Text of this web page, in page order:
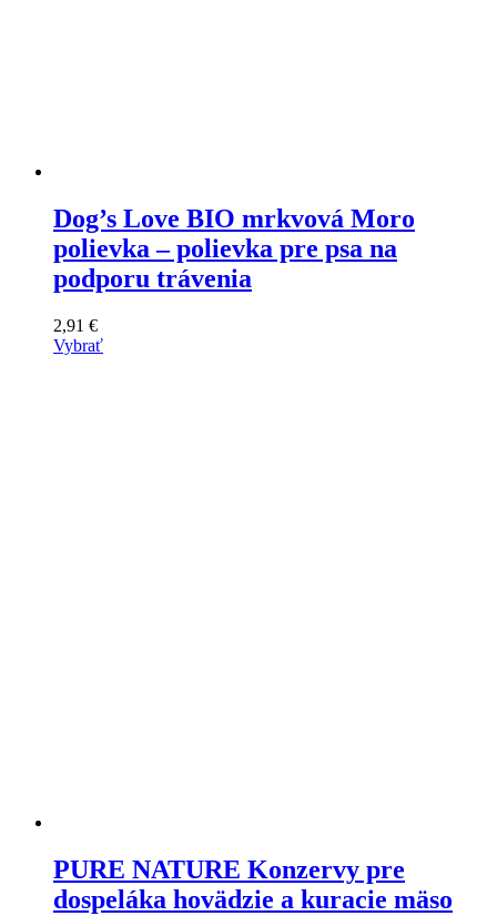
Dog’s Love BIO mrkvová Moro
polievka – polievka pre psa na
podporu trávenia
2,91 €
Vybrať
PURE NATURE Konzervy pre
dospeláka hovädzie a kuracie mäso